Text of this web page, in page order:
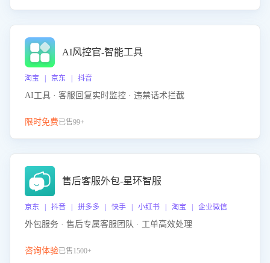
AI风控官-智能工具
淘宝 | 京东 | 抖音
AI工具 · 客服回复实时监控 · 违禁话术拦截
限时免费已售99+
售后客服外包-星环智服
京东 | 抖音 | 拼多多 | 快手 | 小红书 | 淘宝 | 企业微信
外包服务 · 售后专属客服团队 · 工单高效处理
咨询体验已售1500+